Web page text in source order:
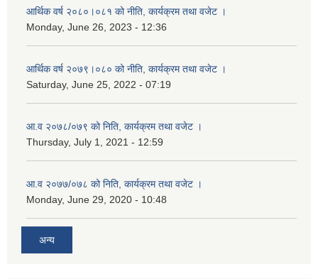
आर्थिक वर्ष २०८०।०८१ को नीति, कार्यक्रम तथा वजेट ।
Monday, June 26, 2023 - 12:36
आर्थिक वर्ष २०७९।०८० को नीति, कार्यक्रम तथा वजेट ।
Saturday, June 25, 2022 - 07:19
आ.व २०७८/०७९ को निति, कार्यक्रम तथा वजेट ।
Thursday, July 1, 2021 - 12:59
आ.व २०७७/०७८ को निति, कार्यक्रम तथा वजेट ।
Monday, June 29, 2020 - 10:48
अन्य